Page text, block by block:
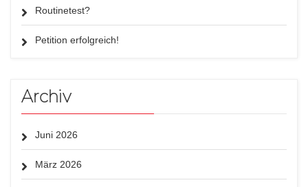
Routinetest?
Petition erfolgreich!
Archiv
Juni 2026
März 2026